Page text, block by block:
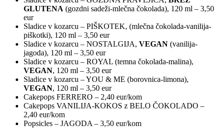
GLUTENA (gozdni sadeži-mlečna čokolada), 120 ml – 3,50
eur
Sladice v kozarcu – PIŠKOTEK, (mlečna čokolada-vanilija-
piškotki), 120 ml – 3,50 eur
Sladice v kozarcu – NOSTALGIJA, VEGAN (vanilija-
jagoda), 120 ml – 3,50 eur
Sladice v kozarcu – ROYAL (temna čokolada-malina),
VEGAN, 120 ml – 3,50 eur
Sladice v kozarcu – YOU & ME (borovnica-limona),
VEGAN, 120 ml – 3,50 eur
Cakepops FERRERO – 2,40 eur/kom
Cakepops VANILIJA-KOKOS z BELO ČOKOLADO –
2,40 eur/kom
Popsicles – JAGODA – 3,50 eur/kom